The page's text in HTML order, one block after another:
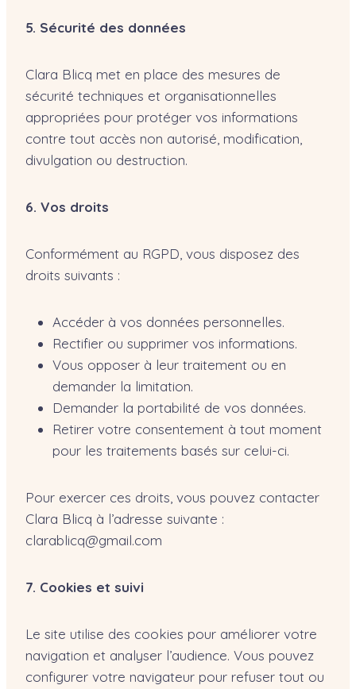
5. Sécurité des données
Clara Blicq met en place des mesures de
sécurité techniques et organisationnelles
appropriées pour protéger vos informations
contre tout accès non autorisé, modification,
divulgation ou destruction.
6. Vos droits
Conformément au RGPD, vous disposez des
droits suivants :
Accéder à vos données personnelles.
Rectifier ou supprimer vos informations.
Vous opposer à leur traitement ou en
demander la limitation.
Demander la portabilité de vos données.
Retirer votre consentement à tout moment
pour les traitements basés sur celui-ci.
Pour exercer ces droits, vous pouvez contacter
Clara Blicq à l’adresse suivante :
clarablicq@gmail.com
7. Cookies et suivi
Le site utilise des cookies pour améliorer votre
navigation et analyser l’audience. Vous pouvez
configurer votre navigateur pour refuser tout ou